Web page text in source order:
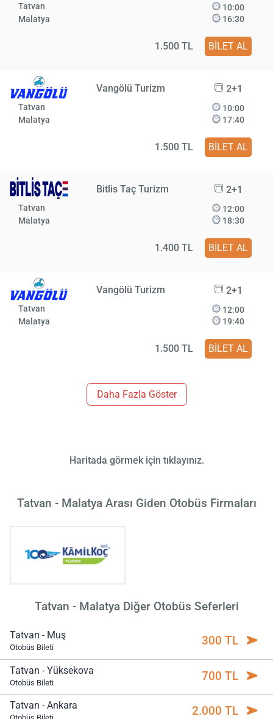
Tatvan
Malatya
10:00
16:30
1.500 TL BİLET AL
Vangölü Turizm 2+1
Tatvan
Malatya
10:00
17:40
1.500 TL BİLET AL
Bitlis Taç Turizm 2+1
Tatvan
Malatya
12:00
18:30
1.400 TL BİLET AL
Vangölü Turizm 2+1
Tatvan
Malatya
12:00
19:40
1.500 TL BİLET AL
Daha Fazla Göster
Haritada görmek için tıklayınız.
Tatvan - Malatya Arası Giden Otobüs Firmaları
Tatvan - Malatya Diğer Otobüs Seferleri
Tatvan - Muş
Otobüs Bileti 300 TL
Tatvan - Yüksekova
Otobüs Bileti 700 TL
Tatvan - Ankara 2.000 TL